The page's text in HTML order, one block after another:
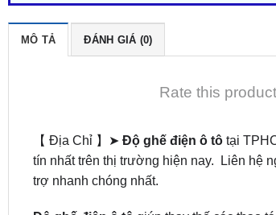
MÔ TẢ ĐÁNH GIÁ (0)
Rate this product
【 Địa Chỉ 】➤ Độ ghế điện ô tôtại
tín nhất trên thị trường hiện nay. Liên hệ
trợ nhanh chóng nhất.